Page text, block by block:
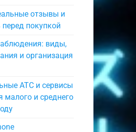
отзывы и
покупкой
виды,
и организация
АТС и сервисы
малого и среднего